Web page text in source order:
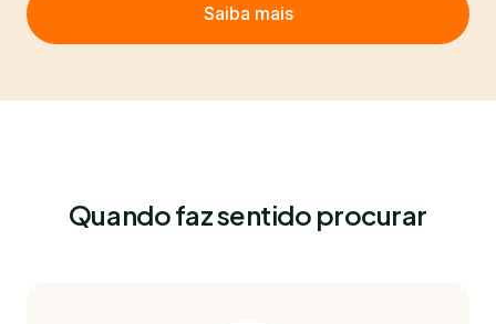
Saiba mais
Quando faz sentido procurar